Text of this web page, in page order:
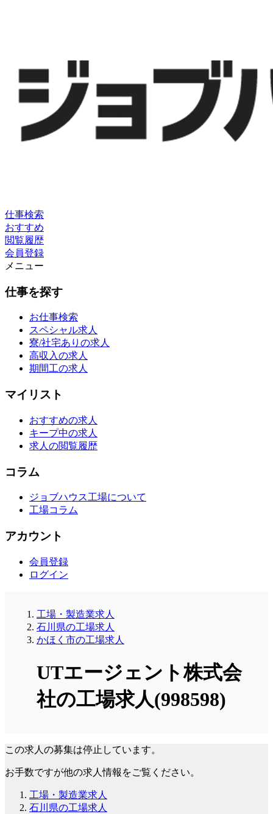
仕事検索
おすすめ
閲覧履歴
会員登録
メニュー
仕事を探す
お仕事検索
スペシャル求人
寮/社宅ありの求人
高収入の求人
期間工の求人
マイリスト
おすすめの求人
キープ中の求人
求人の閲覧履歴
コラム
ジョブハウス工場について
工場コラム
アカウント
会員登録
ログイン
工場・製造業求人
石川県の工場求人
かほく市の工場求人
UTエージェント株式会
社の工場求人(998598)
この求人の募集は停止しています。
お手数ですが他の求人情報をご覧ください。
工場・製造業求人
石川県の工場求人